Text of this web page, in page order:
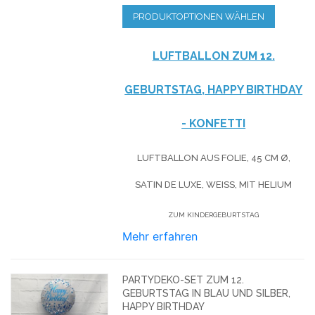
PRODUKTOPTIONEN WÄHLEN
LUFTBALLON ZUM 12.
GEBURTSTAG, HAPPY BIRTHDAY
- KONFETTI
LUFTBALLON AUS FOLIE, 45 CM Ø,
SATIN DE LUXE, WEISS, MIT HELIUM
ZUM KINDERGEBURTSTAG
Mehr erfahren
PARTYDEKO-SET ZUM 12.
GEBURTSTAG IN BLAU UND SILBER,
HAPPY BIRTHDAY